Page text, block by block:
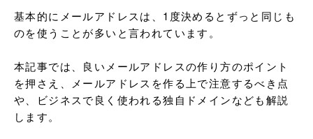
基本的にメールアドレスは、1度決めるとずっと同じも
のを使うことが多いと言われています。
本記事では、良いメールアドレスの作り方のポイント
を押さえ、メールアドレスを作る上で注意するべき点
や、ビジネスで良く使われる独自ドメインなども解説
します。